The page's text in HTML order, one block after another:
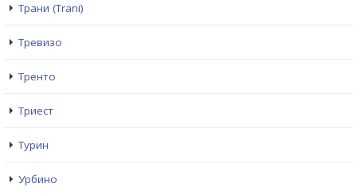
Трани (Trani)
Тревизо
Тренто
Триест
Турин
Урбино